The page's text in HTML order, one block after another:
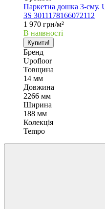
Паркетна дошка 3-сму.
3S 3011178166072112
1 970 грн/м²
В наявності
Купити!
Бренд
Upofloor
Товщина
14 мм
Довжина
2266 мм
Ширина
188 мм
Колекція
Tempo